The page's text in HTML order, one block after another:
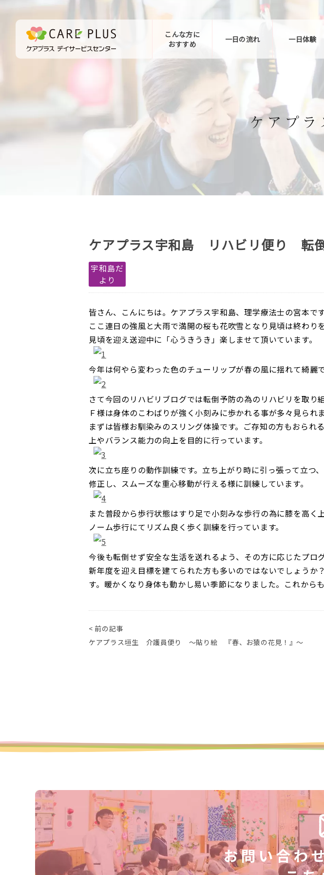
こんな方に
おすすめ
一日の流れ 一日体験
お問い合わせ
ケアプラス宇和島 リハビリ便り 転
宇和島だ
より
皆さん、こんにちは。ケアプラス宇和島、理学療法士の宮本です
ここ連日の強風と大雨で満開の桜も花吹雪となり見頃は終わ
見頃を迎え送迎中に「心うきうき」楽しませて頂いています。
今年は何やら変わった色のチューリップが春の風に揺れて綺麗
さて今回のリハビリブログでは転倒予防の為のリハビリを取り
Ｆ様は身体のこわばりが強く小刻みに歩かれる事が多々見られ
まずは皆様お馴染みのスリング体操です。ご存知の方もおら
上やバランス能力の向上を目的に行っています。
次に立ち座りの動作訓練です。立ち上がり時に引っ張って立つ
修正し、スムーズな重心移動が行える様に訓練しています。
また普段から歩行状態はすり足で小刻みな歩行の為に膝を高
ノーム歩行にてリズム良く歩く訓練を行っています。
今後も転倒せず安全な生活を送れるよう、その方に応じたプロ
新年度を迎え目標を建てられた方も多いのではないでしょう
す。暖かくなり身体も動かし易い季節になりました。これから
< 前の記事
ケアプラス垣生 介護員便り ～貼り絵 『春、お猿の花見！』～